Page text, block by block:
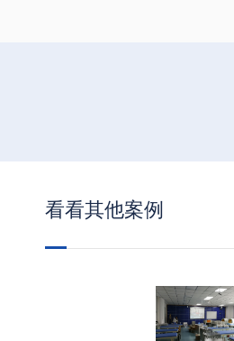
看看其他案例